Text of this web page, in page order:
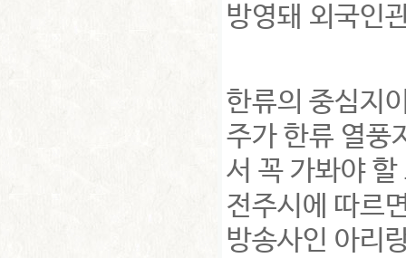
방영돼 외국인
한류의 중심지
주가 한류 열풍
서 꼭 가봐야
전주시에 따르
방송사인 아리